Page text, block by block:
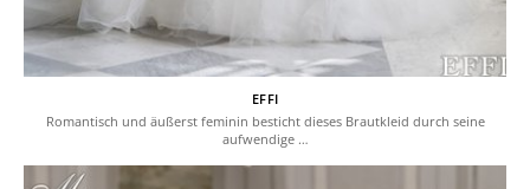
EFFI
Romantisch und äußerst feminin besticht dieses Brautkleid durch seine
aufwendige …